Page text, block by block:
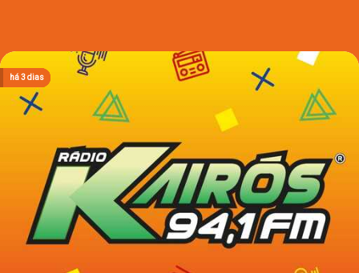
há 2 dias
há 2 dias
há 2 dias
há 3 dias
há 3 dias